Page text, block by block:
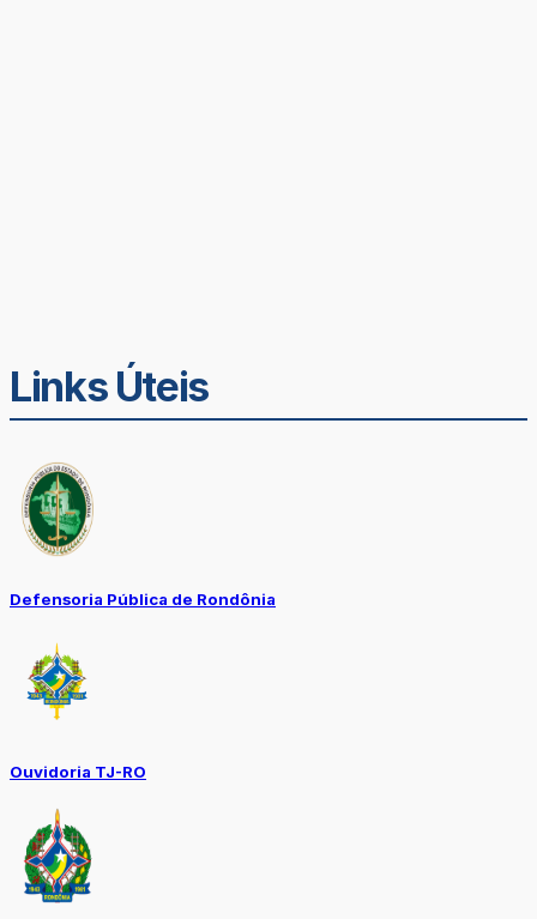
Links Úteis
Defensoria Pública de Rondônia
Ouvidoria TJ-RO